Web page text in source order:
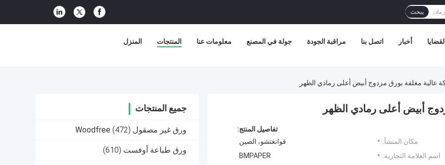
يبحث
المنزل المنتجات معلومات عنا جولة في المصنع مراقبة الجودة اتصل بنا أخبار القضايا
جميع المنتجات
ورق غير مصقول Woodfree (472)
ورق طباعة أوفست (610)
تفاصيل المنتج:
مكان المنشأ:
قوانغتشو، الصين
اسم العلامة التجارية:
BMPAPER